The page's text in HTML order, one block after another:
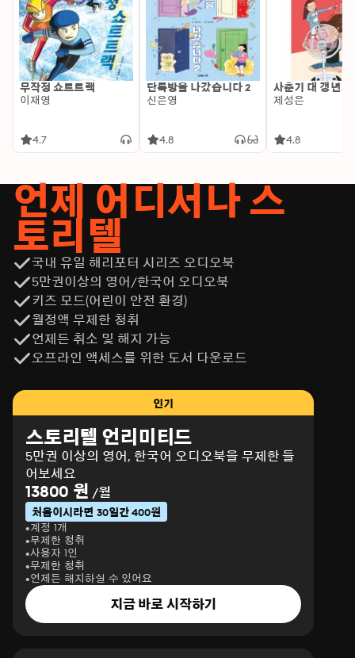
무작정 쇼트트랙
이재영
4.7
단톡방을 나갔습니다 2
신은영
4.8
사춘기 대 갱년기
제성은
4.8
언제 어디서나 스
토리텔
국내 유일 해리포터 시리즈 오디오북
5만권이상의 영어/한국어 오디오북
키즈 모드(어린이 안전 환경)
월정액 무제한 청취
언제든 취소 및 해지 가능
오프라인 액세스를 위한 도서 다운로드
인기
스토리텔 언리미티드
5만권 이상의 영어, 한국어 오디오북을 무제한 들
어보세요
13800 원 /월
처음이시라면 30일간 400원
계정 1개
무제한 청취
사용자 1인
무제한 청취
언제든 해지하실 수 있어요
지금 바로 시작하기